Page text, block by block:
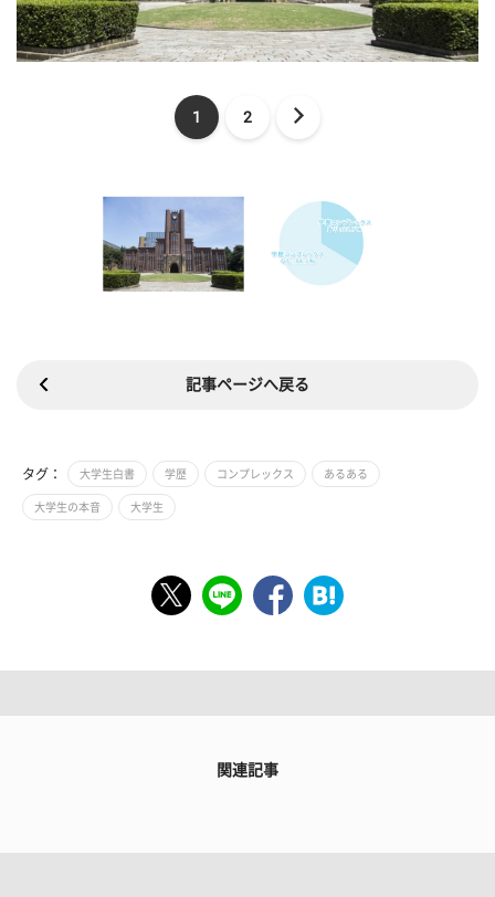
1 2
記事ページへ戻る
タグ： 大学生白書 学歴 コンプレックス あるある
大学生の本音 大学生
関連記事